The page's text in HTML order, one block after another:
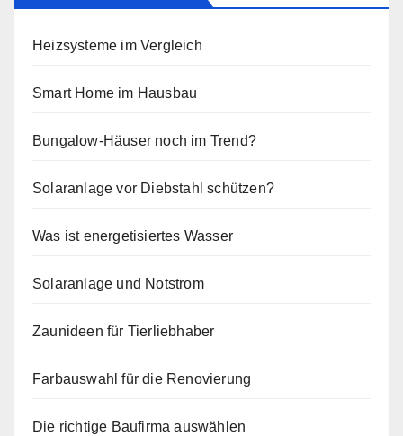
Heizsysteme im Vergleich
Smart Home im Hausbau
Bungalow-Häuser noch im Trend?
Solaranlage vor Diebstahl schützen?
Was ist energetisiertes Wasser
Solaranlage und Notstrom
Zaunideen für Tierliebhaber
Farbauswahl für die Renovierung
Die richtige Baufirma auswählen